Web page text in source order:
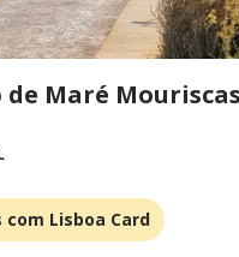
Maré Mouriscas
com Lisboa Card